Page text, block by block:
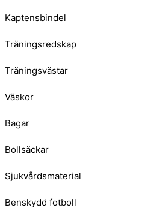
Kaptensbindel
Träningsredskap
Träningsvästar
Väskor
Bagar
Bollsäckar
Sjukvårdsmaterial
Benskydd fotboll